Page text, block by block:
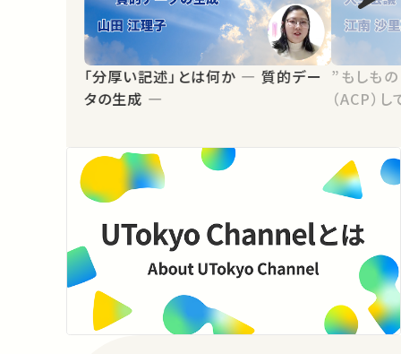
「分厚い記述」とは何か ― 質的デー
タの生成 ―
”もしも
（ACP）